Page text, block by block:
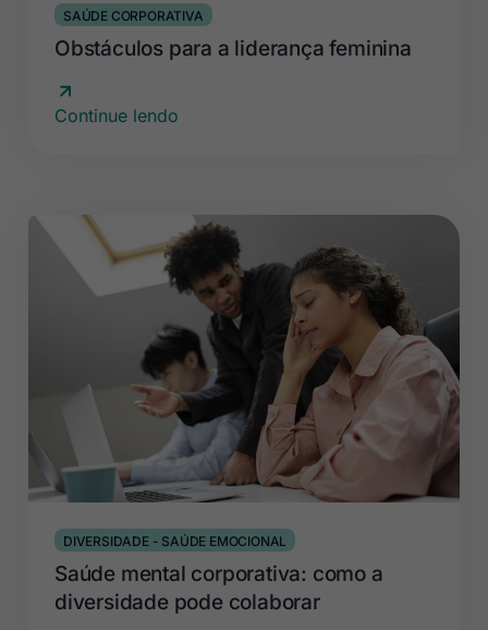
SAÚDE CORPORATIVA
Obstáculos para a liderança feminina
Continue lendo
DIVERSIDADE- SAÚDE EMOCIONAL
Saúde mental corporativa: como a
diversidade pode colaborar